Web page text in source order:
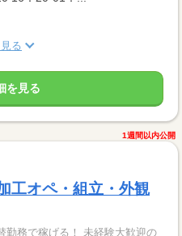
る
を見る
1週間以内公開
工オペ・組立・外観
勤務で稼げる！ 未経験大歓迎の